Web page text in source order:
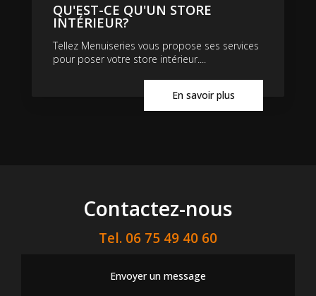
QU'EST-CE QU'UN STORE
INTÉRIEUR?
Tellez Menuiseries vous propose ses services
pour poser votre store intérieur....
En savoir plus
Contactez-nous
Tel. 06 75 49 40 60
Envoyer un message